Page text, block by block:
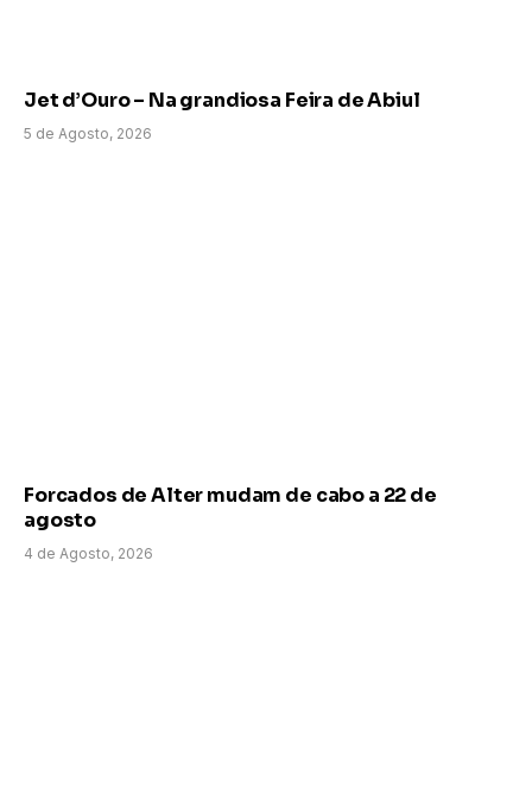
Jet d’Ouro – Na grandiosa Feira de Abiul
5 de Agosto, 2026
Forcados de Alter mudam de cabo a 22 de
agosto
4 de Agosto, 2026